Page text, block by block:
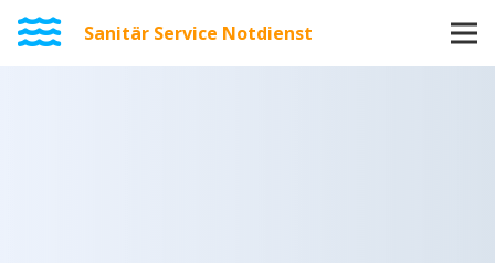
Sanitär Service Notdienst